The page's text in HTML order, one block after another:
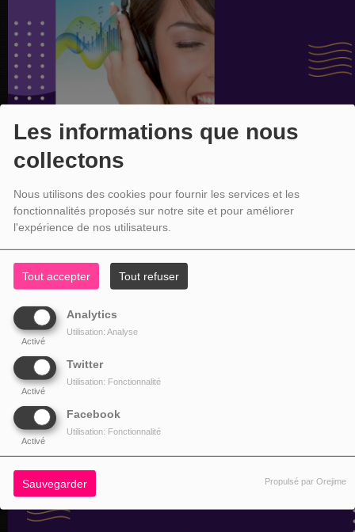
Les informations que nous
collectons
Nous utilisons des cookies pour fournir les services et les
fonctionnalités proposés sur notre site et pour améliorer
l'expérience de nos utilisateurs.
Tout accepter Tout refuser
Analytics
Activé
Utilisation: Analyse
Twitter
Activé
Utilisation: Fonctionnalité
Facebook
Activé
Utilisation: Fonctionnalité
Sauvegarder Propulsé par Orejime